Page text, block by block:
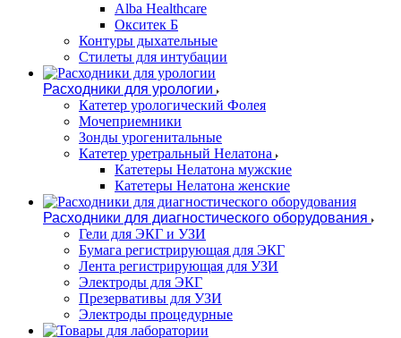
Alba Healthcare
Окситек Б
Контуры дыхательные
Стилеты для интубации
Расходники для урологии
Катетер урологический Фолея
Мочеприемники
Зонды урогенитальные
Катетер уретральный Нелатона
Катетеры Нелатона мужские
Катетеры Нелатона женские
Расходники для диагностического оборудования
Гели для ЭКГ и УЗИ
Бумага регистрирующая для ЭКГ
Лента регистрирующая для УЗИ
Электроды для ЭКГ
Презервативы для УЗИ
Электроды процедурные